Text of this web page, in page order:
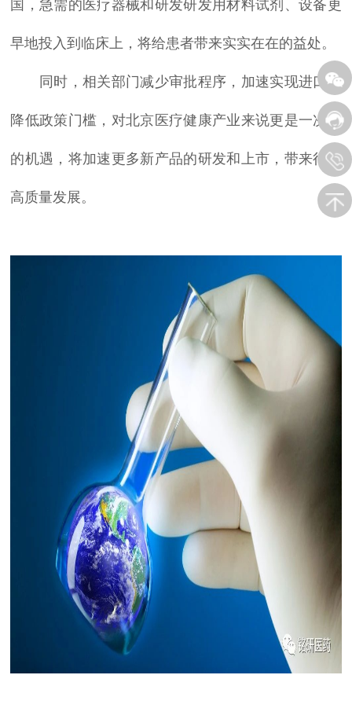
国，急需的医疗器械和研发研发用材料试剂、设备更
早地投入到临床上，将给患者带来实实在在的益处。
同时，相关部门减少审批程序，加速实现进口，
降低政策门槛，对北京医疗健康产业来说更是一次新
的机遇，将加速更多新产品的研发和上市，带来行业
高质量发展。